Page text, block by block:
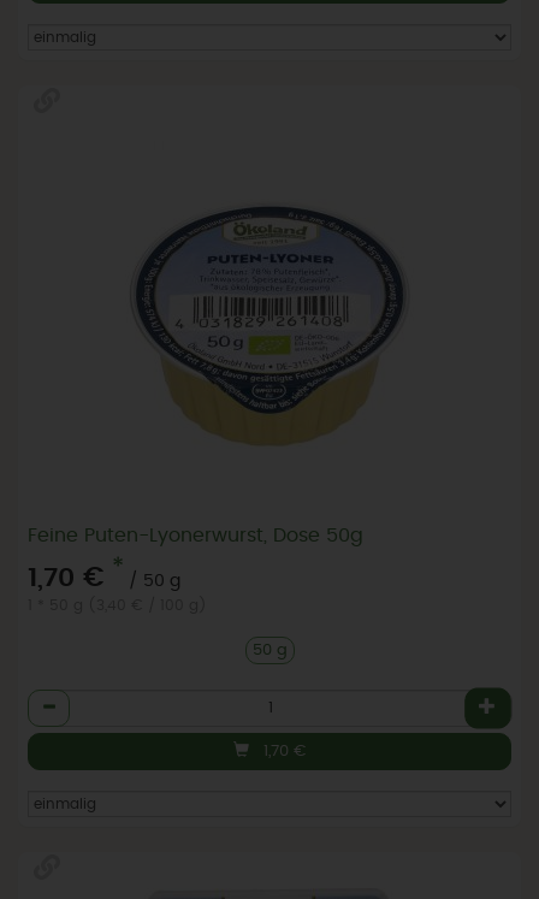
Feine Puten-Lyonerwurst, Dose 50g
1,70 € *
/ 50 g
50 g
Anzahl
1,70 €